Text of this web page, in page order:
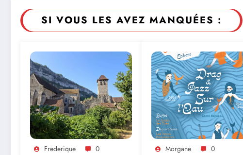
SI VOUS LES AVEZ MANQUÉES :
Frederique 0 Morgane 0